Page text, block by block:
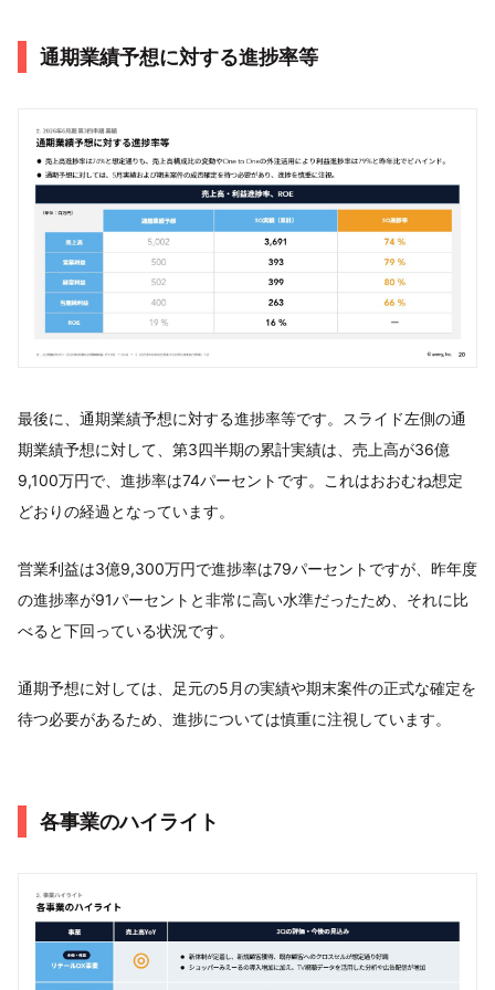
通期業績予想に対する進捗率等
最後に、通期業績予想に対する進捗率等です。スライド左側の通
期業績予想に対して、第3四半期の累計実績は、売上高が36億
9,100万円で、進捗率は74パーセントです。これはおおむね想定
どおりの経過となっています。
営業利益は3億9,300万円で進捗率は79パーセントですが、昨年度
の進捗率が91パーセントと非常に高い水準だったため、それに比
べると下回っている状況です。
通期予想に対しては、足元の5月の実績や期末案件の正式な確定を
待つ必要があるため、進捗については慎重に注視しています。
各事業のハイライト